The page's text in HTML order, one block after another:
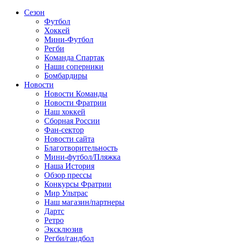
Сезон
Футбол
Хоккей
Мини-Футбол
Регби
Команда Спартак
Наши соперники
Бомбардиры
Новости
Новости Команды
Новости Фратрии
Наш хоккей
Сборная России
Фан-cектор
Новости сайта
Благотворительность
Мини-футбол/Пляжка
Наша История
Обзор прессы
Конкурсы Фратрии
Мир Ультрас
Наш магазин/партнеры
Дартс
Ретро
Эксклюзив
Регби/гандбол